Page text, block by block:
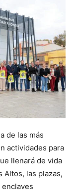
de las más
actividades para
llenará de vida
las plazas,